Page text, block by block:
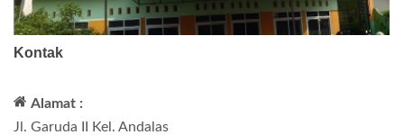
Kontak
Alamat :
Jl. Garuda II Kel. Andalas